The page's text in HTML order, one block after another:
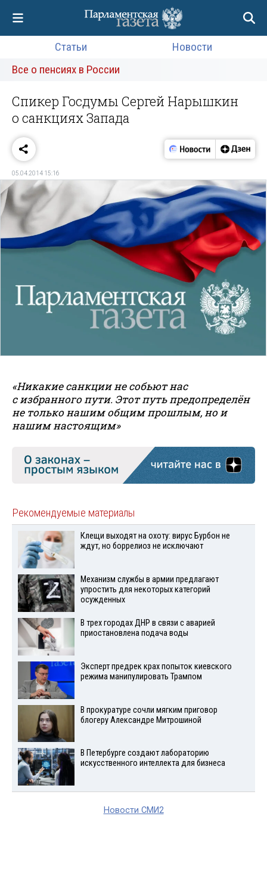
Статьи
Новости
Все о пенсиях в России
Спикер Госдумы Сергей Нарышкин
о санкциях Запада
05.04.2014 15:16
«Никакие санкции не собьют нас
с избранного пути. Этот путь предопределён
не только нашим общим прошлым, но и
нашим настоящим»
Рекомендуемые материалы
Клещи выходят на охоту: вирус Бурбон не
ждут, но боррелиоз не исключают
Механизм службы в армии предлагают
упростить для некоторых категорий
осужденных
В трех городах ДНР в связи с аварией
приостановлена подача воды
Эксперт предрек крах попыток киевского
режима манипулировать Трампом
В прокуратуре сочли мягким приговор
блогеру Александре Митрошиной
В Петербурге создают лабораторию
искусственного интеллекта для бизнеса
Новости СМИ2